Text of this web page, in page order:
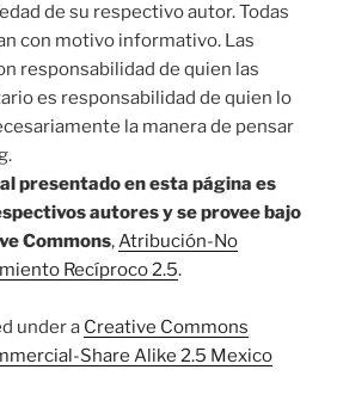
de su respectivo autor. Todas
con motivo informativo. Las
responsabilidad de quien las
es responsabilidad de quien lo
la manera de pensar
presentado en esta página es
autores y se provee bajo
Commons,Atribución-No
Recíproco 2.5.
under a Creative Commons
Share Alike 2.5 Mexico